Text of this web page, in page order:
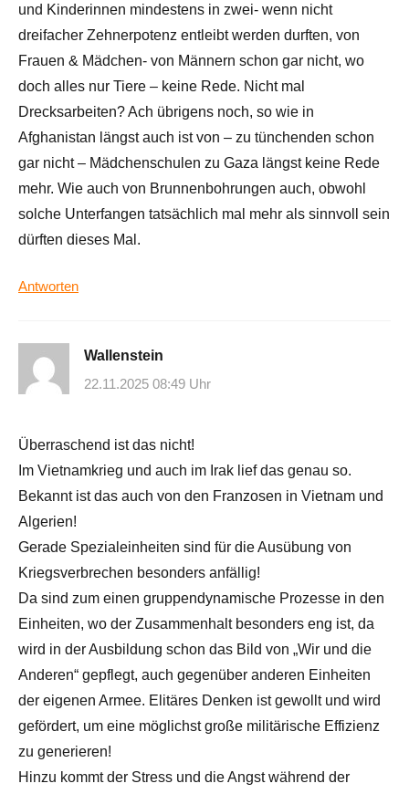
und Kinderinnen mindestens in zwei- wenn nicht
dreifacher Zehnerpotenz entleibt werden durften, von
Frauen & Mädchen- von Männern schon gar nicht, wo
doch alles nur Tiere – keine Rede. Nicht mal
Drecksarbeiten? Ach übrigens noch, so wie in
Afghanistan längst auch ist von – zu tünchenden schon
gar nicht – Mädchenschulen zu Gaza längst keine Rede
mehr. Wie auch von Brunnenbohrungen auch, obwohl
solche Unterfangen tatsächlich mal mehr als sinnvoll sein
dürften dieses Mal.
Antworten
Wallenstein
22.11.2025 08:49 Uhr
Überraschend ist das nicht!
Im Vietnamkrieg und auch im Irak lief das genau so.
Bekannt ist das auch von den Franzosen in Vietnam und
Algerien!
Gerade Spezialeinheiten sind für die Ausübung von
Kriegsverbrechen besonders anfällig!
Da sind zum einen gruppendynamische Prozesse in den
Einheiten, wo der Zusammenhalt besonders eng ist, da
wird in der Ausbildung schon das Bild von „Wir und die
Anderen“ gepflegt, auch gegenüber anderen Einheiten
der eigenen Armee. Elitäres Denken ist gewollt und wird
gefördert, um eine möglichst große militärische Effizienz
zu generieren!
Hinzu kommt der Stress und die Angst während der